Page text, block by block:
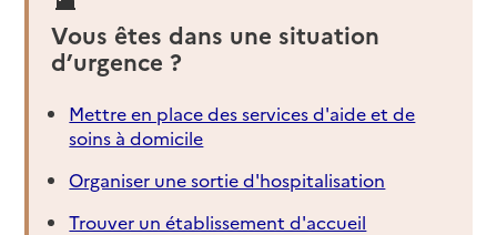
Vous êtes dans une situation
d’urgence ?
Mettre en place des services d'aide et de
soins à domicile
Organiser une sortie d'hospitalisation
Trouver un établissement d'accueil